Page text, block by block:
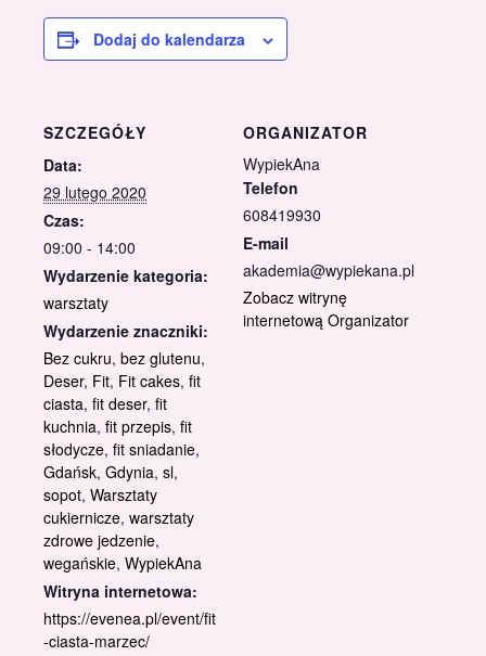
Dodaj do kalendarza
SZCZEGÓŁY
Data:
29 lutego 2020
Czas:
09:00 - 14:00
Wydarzenie kategoria:
warsztaty
Wydarzenie znaczniki:
Bez cukru, bez glutenu,
Deser, Fit, Fit cakes, fit
ciasta, fit deser, fit
kuchnia, fit przepis, fit
słodycze, fit sniadanie,
Gdańsk, Gdynia, sl,
sopot, Warsztaty
cukiernicze, warsztaty
zdrowe jedzenie,
wegańskie, WypiekAna
Witryna internetowa:
https://evenea.pl/event/fit
-ciasta-marzec/
ORGANIZATOR
WypiekAna
Telefon
608419930
E-mail
akademia@wypiekana.pl
Zobacz witrynę
internetową Organizator